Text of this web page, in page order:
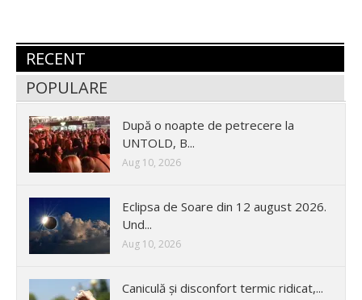
RECENT
POPULARE
După o noapte de petrecere la
UNTOLD, B...
Aug 10, 2026
Eclipsa de Soare din 12 august 2026.
Und...
Aug 10, 2026
Caniculă și disconfort termic ridicat,...